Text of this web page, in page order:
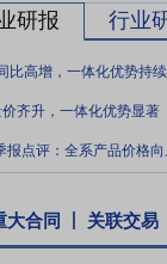
置、融入国际产
车合作的年产12
），建立采矿、
盐生产成本。下游
品已大规模应用
HP、Samsung等
研报 行业
比高增，一体化优势持
齐升，一体化优势显著
报点评：全系产品价格
大合同 关联交易